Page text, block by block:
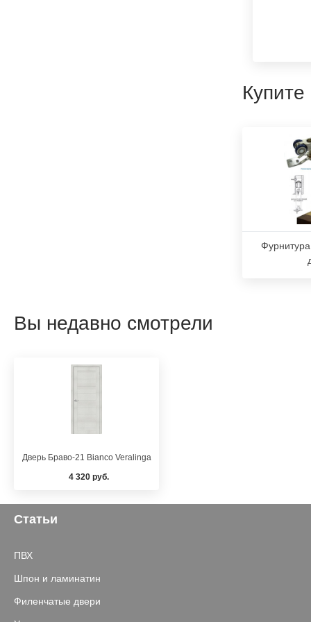
Вы недавно смотрели
Дверь Браво-21 Bianco Veralinga
4 320 руб.
Статьи
ПВХ
Шпон и ламинатин
Филенчатые двери